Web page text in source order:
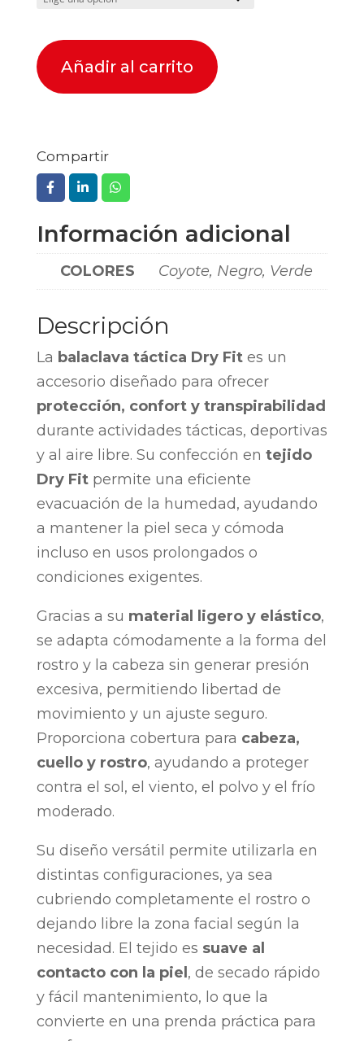
Añadir al carrito
Compartir
Información adicional
COLORES Coyote, Negro, Verde
Descripción
La balaclava táctica Dry Fites un
accesorio diseñado para ofrecer
protección, confort y transpirabilidad
durante actividades tácticas, deportivas
y al aire libre. Su confección en tejido
Dry Fitpermite una eficiente
evacuación de la humedad, ayudando
a mantener la piel seca y cómoda
incluso en usos prolongados o
condiciones exigentes.
Gracias a su material ligero y elástico,
se adapta cómodamente a la forma del
rostro y la cabeza sin generar presión
excesiva, permitiendo libertad de
movimiento y un ajuste seguro.
Proporciona cobertura para cabeza,
cuello y rostro, ayudando a proteger
contra el sol, el viento, el polvo y el frío
moderado.
Su diseño versátil permite utilizarla en
distintas configuraciones, ya sea
cubriendo completamente el rostro o
dejando libre la zona facial según la
necesidad. El tejido es suave al
contacto con la piel , de secado rápido
y fácil mantenimiento, lo que la
convierte en una prenda práctica para